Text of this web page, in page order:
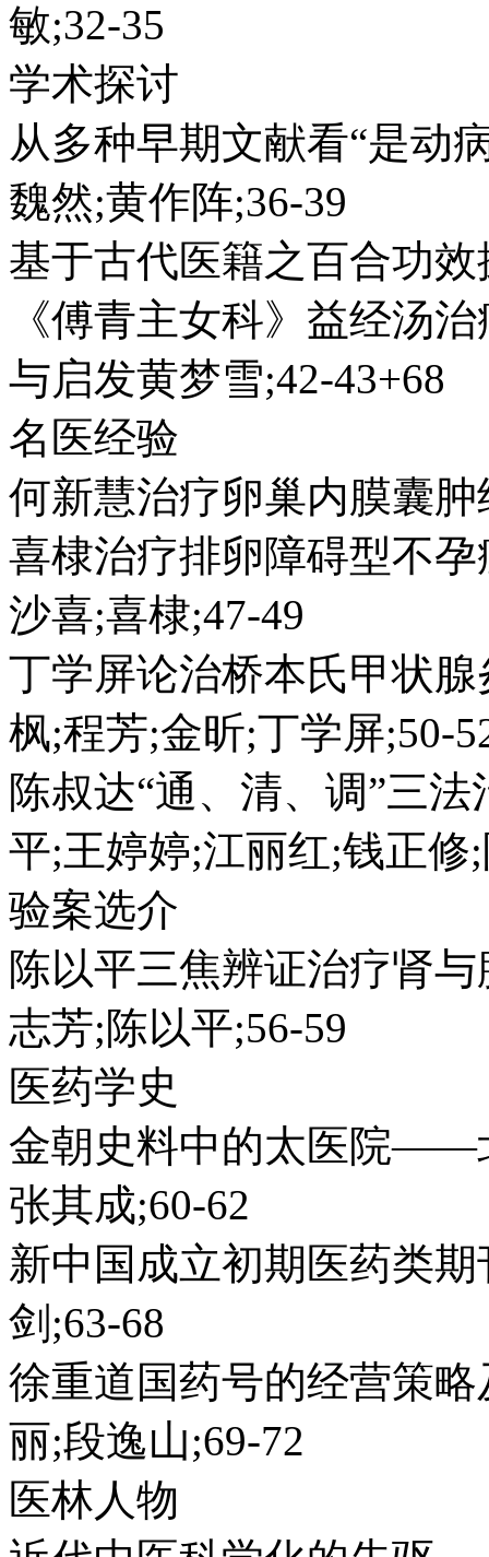
敏;32-35
学术探讨
从多种早期文献看“是动
魏然;黄作阵;36-39
基于古代医籍之百合功
《傅青主女科》益经汤
与启发黄梦雪;42-43+68
名医经验
何新慧治疗卵巢内膜囊
喜棣治疗排卵障碍型不
沙喜;喜棣;47-49
丁学屏论治桥本氏甲状
枫;程芳;金昕;丁学屏;50-
陈叔达“通、清、调”三
平;王婷婷;江丽红;钱正修
验案选介
陈以平三焦辨证治疗肾
志芳;陈以平;56-59
医药学史
金朝史料中的太医院——
张其成;60-62
新中国成立初期医药类
剑;63-68
徐重道国药号的经营策
丽;段逸山;69-72
医林人物